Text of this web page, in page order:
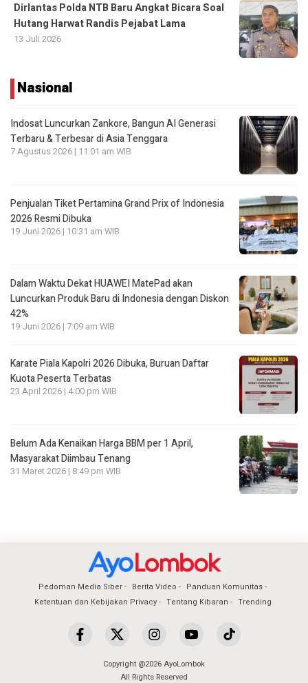
Dirlantas Polda NTB Baru Angkat Bicara Soal
Hutang Harwat Randis Pejabat Lama
13 Juli 2026
Nasional
Indosat Luncurkan Zankore, Bangun AI Generasi
Terbaru & Terbesar di Asia Tenggara
7 Agustus 2026 | 11:01 am WIB
Penjualan Tiket Pertamina Grand Prix of Indonesia
2026 Resmi Dibuka
19 Juni 2026 | 10:31 am WIB
Dalam Waktu Dekat HUAWEI MatePad akan
Luncurkan Produk Baru di Indonesia dengan Diskon
42%
19 Juni 2026 | 7:09 am WIB
Karate Piala Kapolri 2026 Dibuka, Buruan Daftar
Kuota Peserta Terbatas
23 April 2026 | 4:00 pm WIB
Belum Ada Kenaikan Harga BBM per 1 April,
Masyarakat Diimbau Tenang
31 Maret 2026 | 8:49 pm WIB
Pedoman Media Siber Berita Video
Panduan Komunitas
Ketentuan dan Kebijakan Privacy
Tentang Kibaran Trending
Copyright @2026 AyoLombok
All Rights Reserved